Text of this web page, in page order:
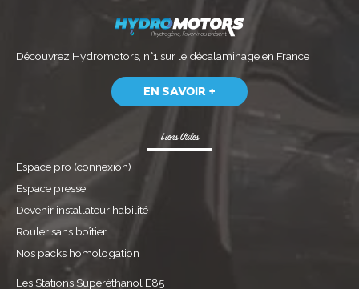
Découvrez Hydromotors, n°1 sur le décalaminageen France
EN SAVOIR +
Liens Utiles
Espace pro (connexion)
Espace presse
Devenir installateur habilité
Rouler sans boîtier
Nos packs homologation
Les Stations Superéthanol E85